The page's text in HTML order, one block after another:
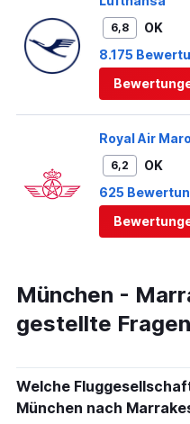
6,8
OK
8.175
Royal Air
6,2
OK
625
München -
gestellte Fragen
Welche
München nach